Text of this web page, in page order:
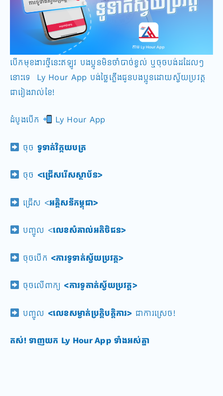
បើកមុខងារថ្មីនេះ​ឥឡូវ បងប្អូនមិនចាំបាច់ខ្វល់ ឬចុចបង់ដដែលៗ
នោះទេ Ly Hour App បង់ថ្លៃភ្លើងជូនបងប្អូនដោយស្វ័យប្រវត្ត
ជារៀងរាល់ខែ!
ដំបូងបើក Ly Hour App
ចុច ទូទាត់វិក្កយបត្រ
ចុច <ជ្រើសរើសស្ថាប័ន>
ជ្រើស <អគ្គិសនីកម្ពុជា>
បញ្ចូល <លេខសំគាល់អតិថិជន>
ចុចបើក <ការទូទាត់ស្វ័យប្រវត្ត>
ចុចលើពាក្យ <ការទូតាត់ស្វ័យប្រវត្ត>
បញ្ចូល <លេខសម្ងាត់ប្រត្តិបត្តិការ> ជាការស្រេច!
តស់! ទាញយក Ly Hour App ទាំងអស់គ្នា